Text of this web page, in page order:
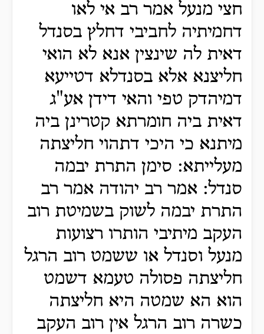
חצי מנעל אמר רב אי לאו
דחמיתיה לחביבי דחלץ בסנדל
דאית לה שינצין אנא לא הואי
חליצנא אלא בסנדלא דטייעא
דמיהדק טפי והאי דידן אע"ג
דאית ביה חומרתא קטרינן ביה
מיתנא כי היכי דתהוי חליצתה
מעלייתא: סימן התרת יבמה
סנדל: אמר רב יהודה אמר רב
התרת יבמה לשוק בשמיטת רוב
העקב מיתיבי הותרו רצועות
מנעל וסנדל או ששמט רוב הרגל
חליצתה פסולה טעמא דשמט
הוא הא שמטה היא חליצתה
כשרה רוב הרגל אין רוב העקב